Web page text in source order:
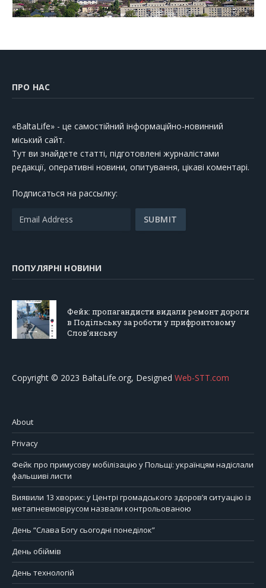
ПРО НАС
«BaltaLife» - це самостійний інформаційно-новинний
міський сайт.
Тут ви знайдете статті, підготовлені журналістами
редакції, оперативні новини, опитування, цікаві коментарі.
Подписаться на рассылку:
ПОПУЛЯРНІ НОВИНИ
Фейк: пропагандисти видали ремонт дороги
в Подільську за роботи у прифронтовому
Слов’янську
Copyright © 2023 BaltaLife.org, Designed Web-STT.com
About
Privacy
Фейк про примусову мобілізацію у Польщі: українцям надіслали
фальшиві листи
Виявили 13 хворих: у Центрі громадського здоров’я ситуацію із
метапневмовірусом назвали контрольованою
День “Слава Богу сьогодні понеділок”
День обіймів
День технологій